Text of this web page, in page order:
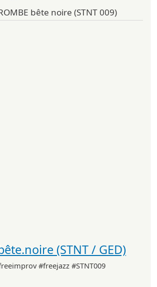
bête noire (STNT 009)
(STNT / GED)
#freejazz #STNT009